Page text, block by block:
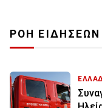
ΡΟΗ ΕΙΔΗΣΕΩΝ